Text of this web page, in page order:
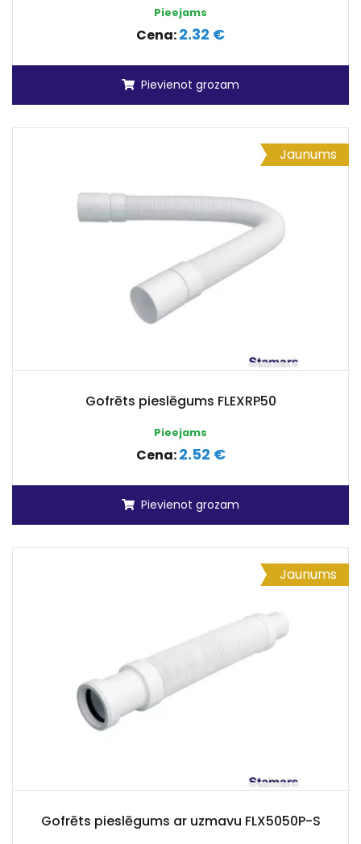
Pieejams
Cena:2.32 €
Pievienot grozam
Jaunums
Gofrēts pieslēgums FLEXRP50
Pieejams
Cena:2.52 €
Pievienot grozam
Jaunums
Gofrēts pieslēgums ar uzmavu FLX5050P-S